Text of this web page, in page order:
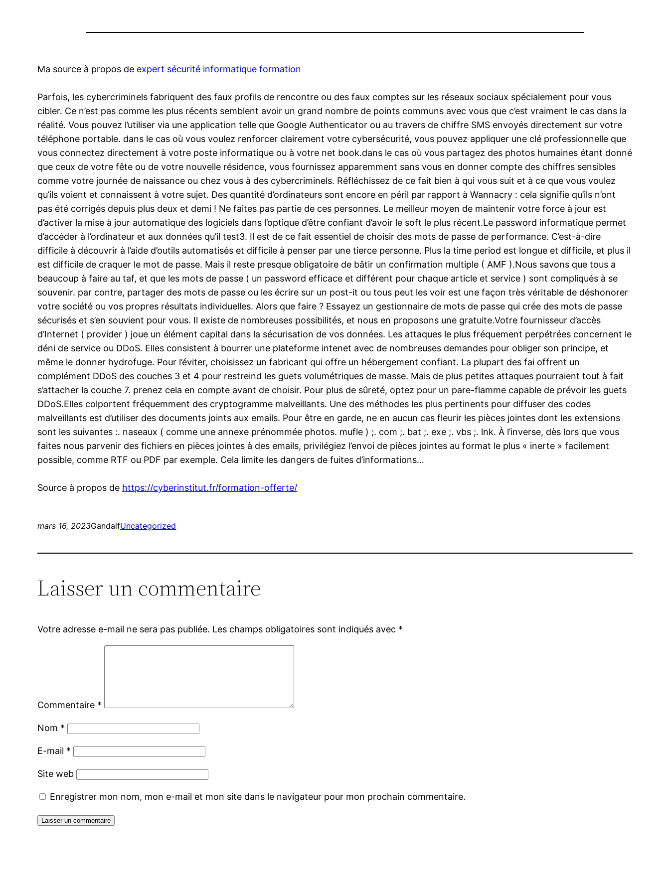
Ma source à propos de expert sécurité informatique formation
Parfois, les cybercriminels fabriquent des faux profils de rencontre ou des faux comptes sur les réseaux sociaux spécialement pour vous
cibler. Ce n’est pas comme les plus récents semblent avoir un grand nombre de points communs avec vous que c’est vraiment le cas dans la
réalité. Vous pouvez l’utiliser via une application telle que Google Authenticator ou au travers de chiffre SMS envoyés directement sur votre
téléphone portable. dans le cas où vous voulez renforcer clairement votre cybersécurité, vous pouvez appliquer une clé professionnelle que
vous connectez directement à votre poste informatique ou à votre net book.dans le cas où vous partagez des photos humaines étant donné
que ceux de votre fête ou de votre nouvelle résidence, vous fournissez apparemment sans vous en donner compte des chiffres sensibles
comme votre journée de naissance ou chez vous à des cybercriminels. Réfléchissez de ce fait bien à qui vous suit et à ce que vous voulez
qu’ils voient et connaissent à votre sujet. Des quantité d’ordinateurs sont encore en péril par rapport à Wannacry : cela signifie qu’ils n’ont
pas été corrigés depuis plus deux et demi ! Ne faites pas partie de ces personnes. Le meilleur moyen de maintenir votre force à jour est
d’activer la mise à jour automatique des logiciels dans l’optique d’être confiant d’avoir le soft le plus récent.Le password informatique permet
d’accéder à l’ordinateur et aux données qu’il test3. Il est de ce fait essentiel de choisir des mots de passe de performance. C’est-à-dire
difficile à découvrir à l’aide d’outils automatisés et difficile à penser par une tierce personne. Plus la time period est longue et difficile, et plus il
est difficile de craquer le mot de passe. Mais il reste presque obligatoire de bâtir un confirmation multiple ( AMF ).Nous savons que tous a
beaucoup à faire au taf, et que les mots de passe ( un password efficace et différent pour chaque article et service ) sont compliqués à se
souvenir. par contre, partager des mots de passe ou les écrire sur un post-it ou tous peut les voir est une façon très véritable de déshonorer
votre société ou vos propres résultats individuelles. Alors que faire ? Essayez un gestionnaire de mots de passe qui crée des mots de passe
sécurisés et s’en souvient pour vous. Il existe de nombreuses possibilités, et nous en proposons une gratuite.Votre fournisseur d’accès
d’Internet ( provider ) joue un élément capital dans la sécurisation de vos données. Les attaques le plus fréquement perpétrées concernent le
déni de service ou DDoS. Elles consistent à bourrer une plateforme intenet avec de nombreuses demandes pour obliger son principe, et
même le donner hydrofuge. Pour l’éviter, choisissez un fabricant qui offre un hébergement confiant. La plupart des fai offrent un
complément DDoS des couches 3 et 4 pour restreind les guets volumétriques de masse. Mais de plus petites attaques pourraient tout à fait
s’attacher la couche 7. prenez cela en compte avant de choisir. Pour plus de sûreté, optez pour un pare-flamme capable de prévoir les guets
DDoS.Elles colportent fréquemment des cryptogramme malveillants. Une des méthodes les plus pertinents pour diffuser des codes
malveillants est d’utiliser des documents joints aux emails. Pour être en garde, ne en aucun cas fleurir les pièces jointes dont les extensions
sont les suivantes :. naseaux ( comme une annexe prénommée photos. mufle ) ;. com ;. bat ;. exe ;. vbs ;. lnk. À l’inverse, dès lors que vous
faites nous parvenir des fichiers en pièces jointes à des emails, privilégiez l’envoi de pièces jointes au format le plus « inerte » facilement
possible, comme RTF ou PDF par exemple. Cela limite les dangers de fuites d’informations…
Source à propos de https://cyberinstitut.fr/formation-offerte/
mars 16, 2023GandalfUncategorized
Laisser un commentaire
Votre adresse e-mail ne sera pas publiée. Les champs obligatoires sont indiqués avec *
Commentaire *
Nom *
E-mail *
Site web
Enregistrer mon nom, mon e-mail et mon site dans le navigateur pour mon prochain commentaire.